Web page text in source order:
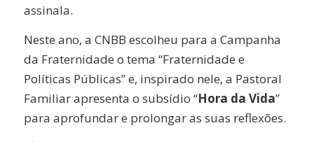
assinala.
Neste ano, a CNBB escolheu para a Campanha
da Fraternidade o tema “Fraternidade e
Políticas Públicas” e, inspirado nele, a Pastoral
Familiar apresenta o subsídio “Hora da Vida”
para aprofundar e prolongar as suas reflexões.